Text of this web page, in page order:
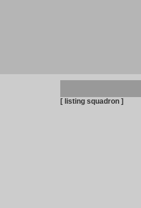
[ listing squadron ]